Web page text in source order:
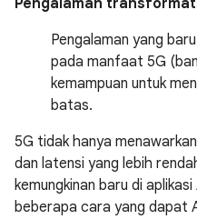
Pengalaman
Pengalaman yang
pada manfaat 5G
kemampuan untuk
batas.
5G tidak hanya
dan latensi yang lebih
kemungkinan baru di
beberapa cara yang dapat